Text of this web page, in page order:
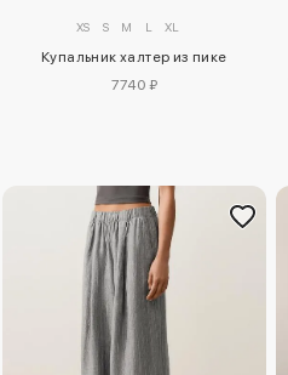
XS S M L XL
Купальник халтер из пике
7740 ₽